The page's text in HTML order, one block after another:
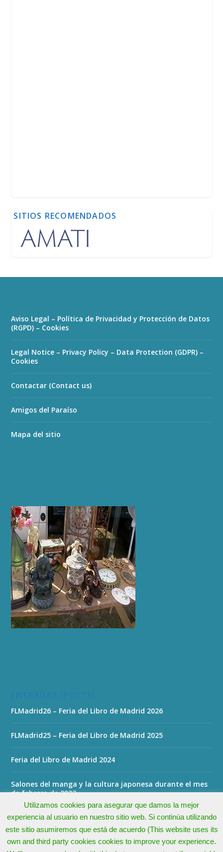
SITIOS RECOMENDADOS
Aviso Legal – Política de Privacidad y Protección de Datos
(RGPD) – Cookies
Legal Notice – Privacy Policy – Data Protection (GDPR) –
Cookies
Contactar (Contact us)
Amigos del Paraíso
Mapa del sitio
FLMadrid26 – Feria del Libro de Madrid 2026
FLMadrid25 – Feria del Libro de Madrid 2025
Feria del Libro de Madrid 2024
Salones del manga y la cultura japonesa durante el mes
de febrero de 2023
Todos los derechos reservados - All rights reserved © 2026 -
Utilizamos cookies para asegurar que damos la mejor
experiencia al usuario en nuestro sitio web. Si continúa utilizando
este sitio asumiremos que está de acuerdo (This website uses its
own and third party cookies cookies to improve your experience.